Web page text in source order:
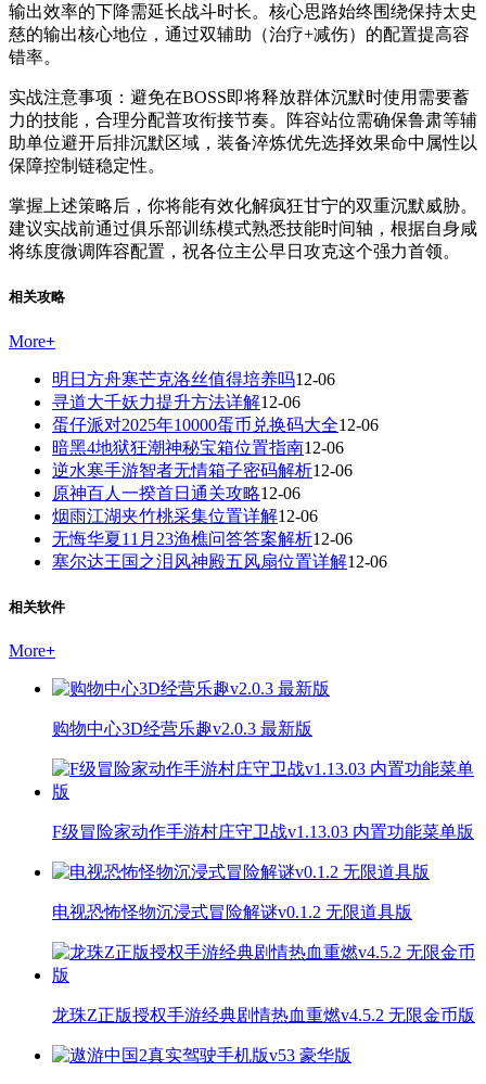
输出效率的下降需延长战斗时长。核心思路始终围绕保持太史
慈的输出核心地位，通过双辅助（治疗+减伤）的配置提高容
错率。
实战注意事项：避免在BOSS即将释放群体沉默时使用需要蓄
力的技能，合理分配普攻衔接节奏。阵容站位需确保鲁肃等辅
助单位避开后排沉默区域，装备淬炼优先选择效果命中属性以
保障控制链稳定性。
掌握上述策略后，你将能有效化解疯狂甘宁的双重沉默威胁。
建议实战前通过俱乐部训练模式熟悉技能时间轴，根据自身咸
将练度微调阵容配置，祝各位主公早日攻克这个强力首领。
相关攻略
More+
明日方舟寒芒克洛丝值得培养吗12-06
寻道大千妖力提升方法详解12-06
蛋仔派对2025年10000蛋币兑换码大全12-06
暗黑4地狱狂潮神秘宝箱位置指南12-06
逆水寒手游智者无情箱子密码解析12-06
原神百人一揆首日通关攻略12-06
烟雨江湖夹竹桃采集位置详解12-06
无悔华夏11月23渔樵问答答案解析12-06
塞尔达王国之泪风神殿五风扇位置详解12-06
相关软件
More+
购物中心3D经营乐趣v2.0.3 最新版
F级冒险家动作手游村庄守卫战v1.13.03 内置功能菜单版
电视恐怖怪物沉浸式冒险解谜v0.1.2 无限道具版
龙珠Z正版授权手游经典剧情热血重燃v4.5.2 无限金币版